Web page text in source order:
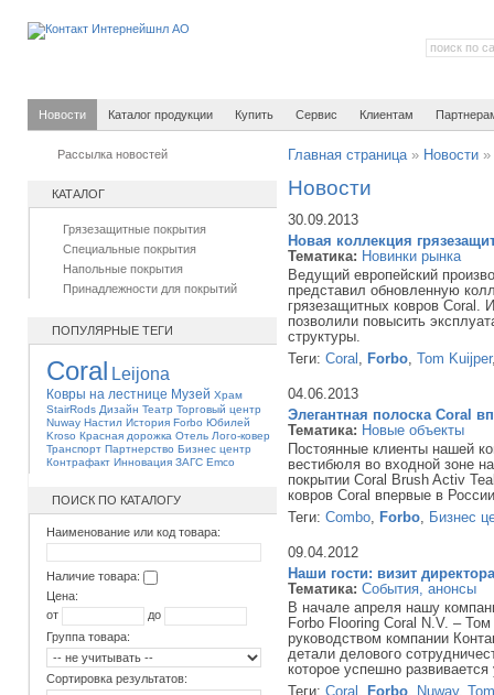
Новости Каталог продукции Купить Сервис Клиентам
Рассылка новостей
КАТАЛОГ
Грязезащитные покрытия
Специальные покрытия
Напольные покрытия
Принадлежности для покрытий
ПОПУЛЯРНЫЕ ТЕГИ
Coral Leijona
Ковры на лестнице Музей Храм
StairRods Дизайн Театр Торговый центр
Nuway Настил История Forbo Юбилей
Kroso Красная дорожка Отель Лого-ковер
Транспорт Партнерство Бизнес центр
Контрафакт Инновация ЗАГС Emco
ПОИСК ПО КАТАЛОГУ
Наименование или код товара:
Наличие товара:
Цена:
от
до
Группа товара:
Сортировка результатов:
Главная страница» Новости
Новости
30.09.2013
Новая коллекция
Тематика: Новинки рынка
Ведущий европейский
представил обновленную
грязезащитных ковров Coral.
позволили повысить
структуры.
Теги:Coral Forbo ,Tom Kuijper
04.06.2013
Элегантная полоска Coral
Тематика: Новые объекты
Постоянные клиенты нашей
вестибюля во входной зоне
покрытии Coral Brush Activ
ковров Coral впервые в
Теги:Combo Forbo Бизнес
09.04.2012
Наши гости: визит
Тематика: События, анонсы
В начале апреля нашу
Forbo Flooring Coral N.V. –
руководством компании
детали делового
которое успешно
Теги:Coral Forbo Nuway,